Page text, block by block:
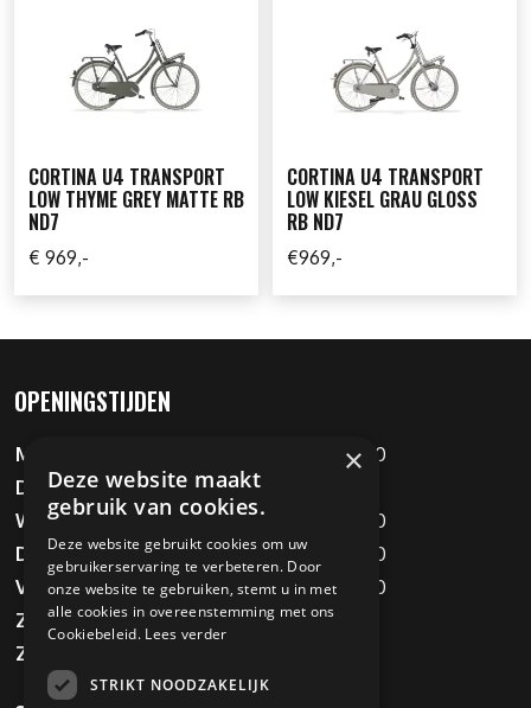
CORTINA U4 TRANSPORT
LOW THYME GREY MATTE RB
ND7
€ 969,-
CORTINA U4 TRANSPORT
LOW KIESEL GRAU GLOSS
RB ND7
€969,-
OPENINGSTIJDEN
Maandag
09:00 - 12:00 / 13:00 - 18:00
Dinsdag
Gesloten
Woensdag
09:00 - 12:00 / 13:00 - 18:00
Donderdag
09:00 - 12:00 / 13:00 - 18:00
Vrijdag
09:00 - 12:00 / 13:00 - 18:00
Zaterdag
09:00 - 16:00
Zondag
×
Deze website maakt
gebruik van cookies.
Deze website gebruikt cookies om uw
gebruikerservaring te verbeteren. Door
onze website te gebruiken, stemt u in met
alle cookies in overeenstemming met ons
Cookiebeleid. Lees verder
STRIKT NOODZAKELIJK